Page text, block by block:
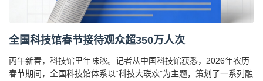
全国科技馆春节接待观众超350万人次
丙午新春，科技馆里年味浓。记者从中国科技馆获悉，2026年农历
春节期间，全国科技馆体系以“科技大联欢”为主题，策划了一系列融